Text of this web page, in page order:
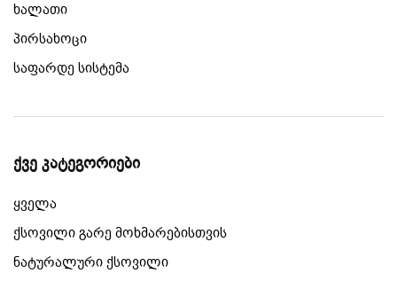
ხალათი
პირსახოცი
საფარდე სისტემა
ქვე კატეგორიები
ყველა
ქსოვილი გარე მოხმარებისთვის
ნატურალური ქსოვილი